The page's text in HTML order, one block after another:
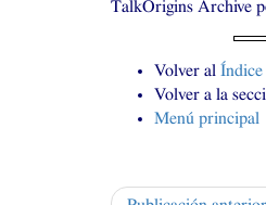
TalkOrigins Archive
Volver al Índice
Volver a la
Menú principal